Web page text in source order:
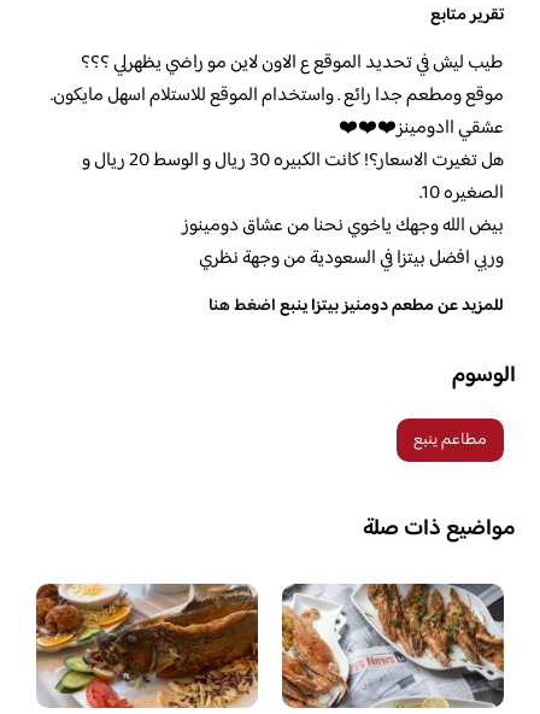
تقرير متابع
طيب ليش في تحديد الموقع ع الاون لاين مو راضي يظهرلي ؟؟؟
موقع ومطعم جدا رائع . واستخدام الموقع للاستلام اسهل مايكون.
عشقي اادومينز❤️❤️❤️
هل تغيرت الاسعار؟! كانت الكبيره 30 ريال و الوسط 20 ريال و
الصغيره 10.
بيض الله وجهك ياخوي نحنا من عشاق دومينوز
وربي افضل بيتزا في السعودية من وجهة نظري
للمزيد عن مطعم دومنيز بيتزا ينبعاضغط هنا
الوسوم
مطاعم ينبع
مواضيع ذات صلة